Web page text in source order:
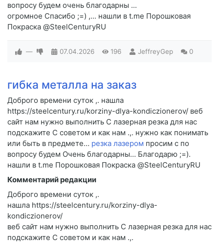
вопросу будем очень благодарны ...
огромное Спасибо ;=) ,... нашли в t.me Порошковая
Покраска @SteelCenturyRU
— 07.04.2026 196 JeffreyGep 0
гибка металла на заказ
Доброго времени суток ,. нашла
https://steelcentury.ru/korziny-dlya-kondiczionerov/ веб
сайт нам нужно выполнить C лазерная резка для нас
подскажите C советом и как нам .,. нужно как понимать
или быть в предмете… резка лазером просим c по
вопросу будем Очень благодарны… Благодарю ;=).
нашли в t.me Порошковая Покраска @SteelCenturyRU
Комментарий редакции
Доброго времени суток ,.
нашла https://steelcentury.ru/korziny-dlya-
kondiczionerov/
веб сайт нам нужно выполнить C лазерная резка для нас
подскажите C советом и как нам .,.